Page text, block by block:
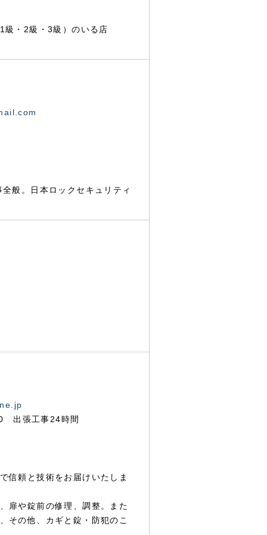
・2級・3級）のいる店
般。日本ロックセキュリティ
出張工事24時間
信頼と技術をお届けいたしま
扉や錠前の修理、調整。また
その他、カギと錠・防犯のこ